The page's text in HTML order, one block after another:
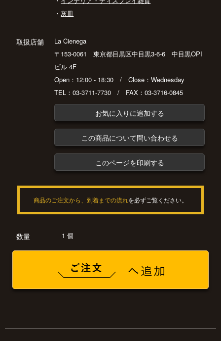
・灰皿
取扱店舗
La Cienega
〒153-0061 東京都目黒区中目黒3-6-6 中目黒OPI
ビル 4F
Open：12:00 - 18:30 / Close：Wednesday
TEL：03-3711-7730 / FAX：03-3716-0845
お気に入りに追加する
この商品について問い合わせる
このページを印刷する
商品のご注文から、到着までの流れを必ずご覧ください。
数量 1 個